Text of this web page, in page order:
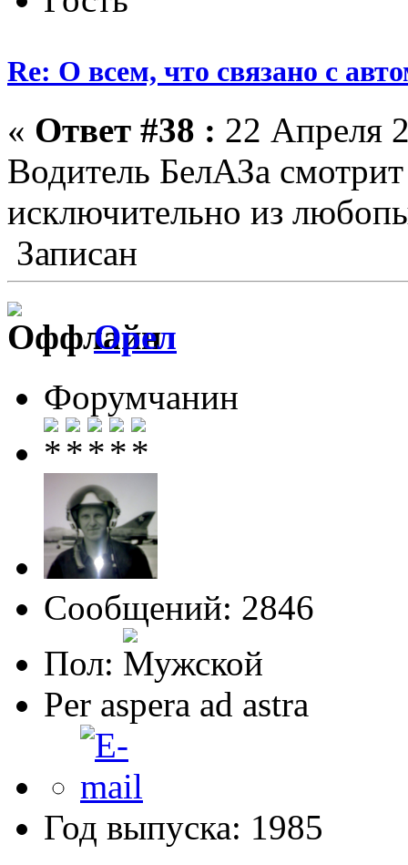
Re: О всем, что связано с
« Ответ #38 : 22 Апреля
Водитель БелАЗа
исключительно из
Записан
Орел
Форумчанин
Сообщений: 2846
Пол:
Per aspera ad astra
Год выпуска: 1985